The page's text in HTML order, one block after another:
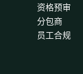
资格预审
分包商
员工合规